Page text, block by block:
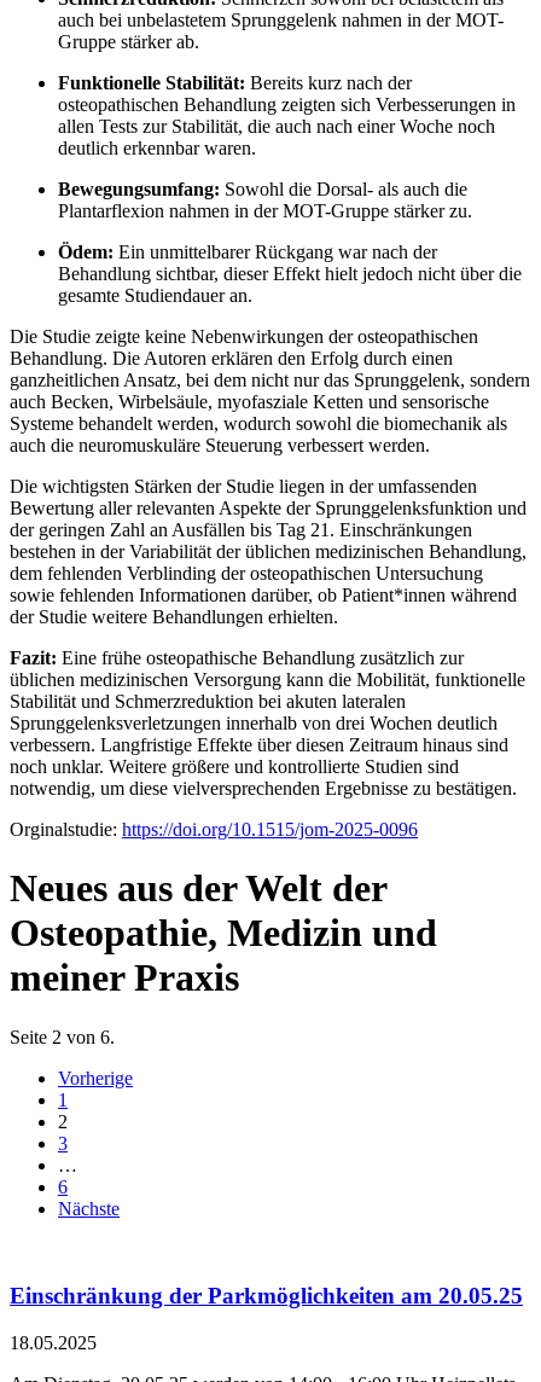
auch bei unbelastetem Sprunggelenk nahmen in der MOT-
Gruppe stärker ab.
Funktionelle Stabilität: Bereits kurz nach der
osteopathischen Behandlung zeigten sich Verbesserungen in
allen Tests zur Stabilität, die auch nach einer Woche noch
deutlich erkennbar waren.
Bewegungsumfang: Sowohl die Dorsal- als auch die
Plantarflexion nahmen in der MOT-Gruppe stärker zu.
Ödem: Ein unmittelbarer Rückgang war nach der
Behandlung sichtbar, dieser Effekt hielt jedoch nicht über die
gesamte Studiendauer an.
Die Studie zeigte keine Nebenwirkungen der osteopathischen
Behandlung. Die Autoren erklären den Erfolg durch einen
ganzheitlichen Ansatz, bei dem nicht nur das Sprunggelenk, sondern
auch Becken, Wirbelsäule, myofasziale Ketten und sensorische
Systeme behandelt werden, wodurch sowohl die biomechanik als
auch die neuromuskuläre Steuerung verbessert werden.
Die wichtigsten Stärken der Studie liegen in der umfassenden
Bewertung aller relevanten Aspekte der Sprunggelenksfunktion und
der geringen Zahl an Ausfällen bis Tag 21. Einschränkungen
bestehen in der Variabilität der üblichen medizinischen Behandlung,
dem fehlenden Verblinding der osteopathischen Untersuchung
sowie fehlenden Informationen darüber, ob Patient*innen während
der Studie weitere Behandlungen erhielten.
Fazit: Eine frühe osteopathische Behandlung zusätzlich zur
üblichen medizinischen Versorgung kann die Mobilität, funktionelle
Stabilität und Schmerzreduktion bei akuten lateralen
Sprunggelenksverletzungen innerhalb von drei Wochen deutlich
verbessern. Langfristige Effekte über diesen Zeitraum hinaus sind
noch unklar. Weitere größere und kontrollierte Studien sind
notwendig, um diese vielversprechenden Ergebnisse zu bestätigen.
Orginalstudie: https://doi.org/10.1515/jom-2025-0096
Neues aus der Welt der
Osteopathie, Medizin und
meiner Praxis
Seite 2 von 6.
Vorherige
1
2
3
…
6
Nächste
Einschränkung der Parkmöglichkeiten am 20.05.25
18.05.2025